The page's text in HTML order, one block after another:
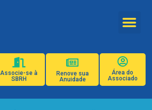
Associe-se à
SBRH
Renove sua
Anuidade
Área do
Associado